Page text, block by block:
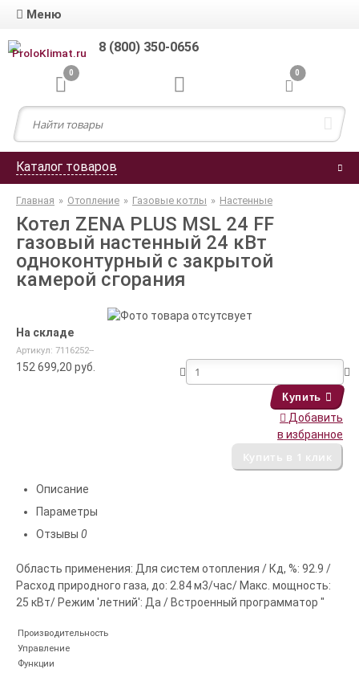
Меню
8 (800) 350-0656
0 0
Каталог товаров
Главная » Отопление » Газовые котлы » Настенные
Котел ZENA PLUS MSL 24 FF
газовый настенный 24 кВт
одноконтурный с закрытой
камерой сгорания
На складе
Артикул: 7116252--
152 699,20 руб.
Купить
Добавить
в избранное
Описание
Параметры
Отзывы 0
Область применения: Для систем отопления / Кд, %: 92.9 /
Расход природного газа, до: 2.84 м3/час/ Макс. мощность:
25 кВт/ Режим 'летний': Да / Встроенный программатор "
Производительность
Управление
Функции